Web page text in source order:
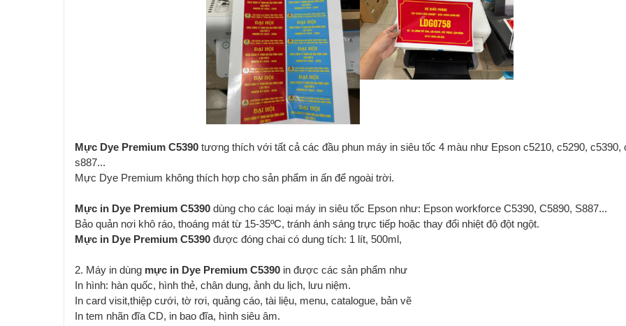
Mực Dye Premium C5390tương thích với tất cả các đầu phun máy in siêu tốc 4 màu như Epson c5210, c5290, c5390,
s887...
Mực Dye Premium không thích hợp cho sản phẩm in ấn để ngoài trời.
Mực in Dye Premium C5390dùng cho các loại máy in siêu tốc Epson như: Epson workforce C5390, C5890, S887...
Bảo quản nơi khô ráo, thoáng mát từ 15-35ºC, tránh ánh sáng trực tiếp hoặc thay đổi nhiệt độ đột ngột.
Mực in Dye Premium C5390được đóng chai có dung tích: 1 lít, 500ml,
2. Máy in dùng mực in Dye Premium C5390in được các sản phẩm như
In hình: hàn quốc, hình thẻ, chân dung, ảnh du lịch, lưu niệm.
In card visit,thiệp cưới, tờ rơi, quảng cáo, tài liệu, menu, catalogue, bản vẽ
In tem nhãn đĩa CD, in bao đĩa, hình siêu âm.